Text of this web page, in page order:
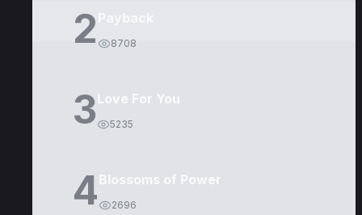
2 8708
3Love For You
5235
4Blossoms of Power
2696